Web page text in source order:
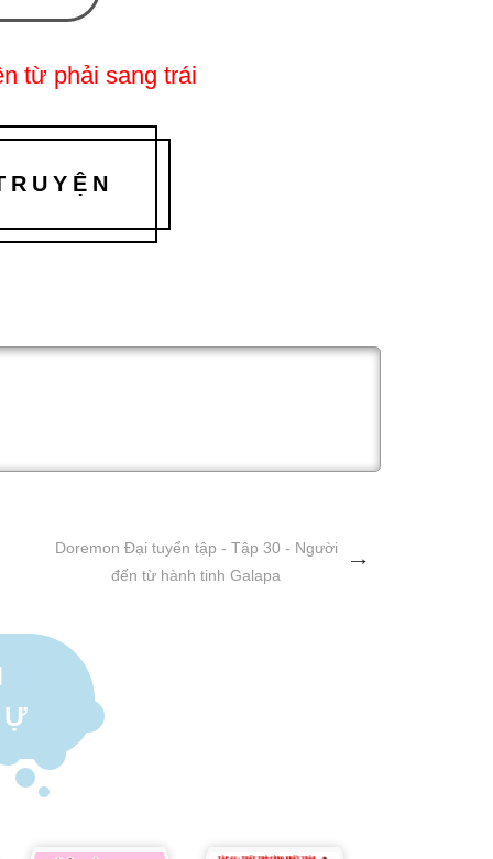
từ phải sang trái
Doremon Đại tuyển tập - Tập 30 - Người
đến từ hành tinh Galapa